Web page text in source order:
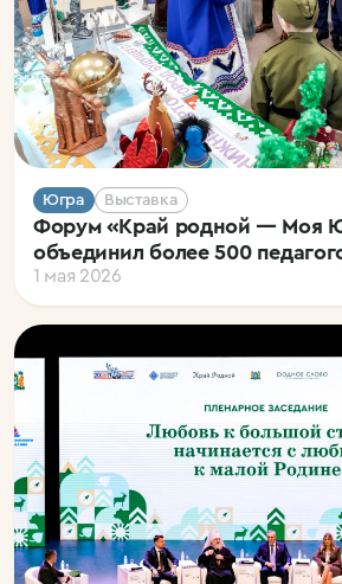
Югра Выставка
Форум «Край родной — Моя
объединил более 500
1 мая 2026